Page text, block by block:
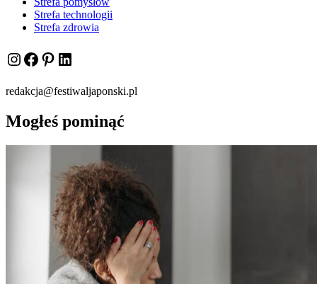
Strefa technologii
Strefa zdrowia
Instagram
Facebook
Pinterest
LinkedIn
redakcja@festiwaljaponski.pl
Mogłeś pominąć